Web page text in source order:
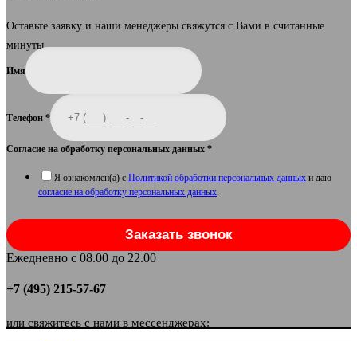
Оставьте заявку и наши менеджеры свяжутся с Вами в считанные
минуты.
Имя
Телефон *
Согласие на обработку персональных данных *
Я ознакомлен(а) с Политикой обработки персональных данных и даю
согласие на обработку персональных данных.
Заказать звонок
Ежедневно с 08.00 до 22.00
+7 (495) 215-57-67
или свяжитесь с нами в мессенджерах: